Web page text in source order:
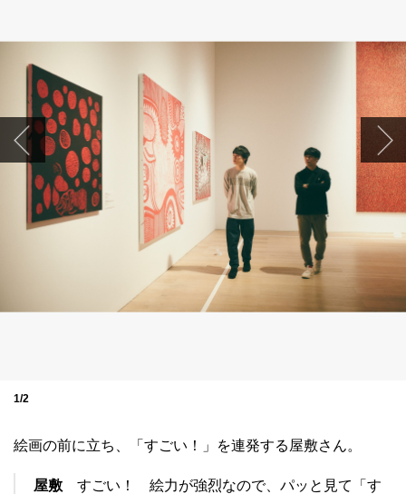
1/2
絵画の前に立ち、「すごい！」を連発する屋敷さん。
屋敷 すごい！ 絵力が強烈なので、パッと見て「す